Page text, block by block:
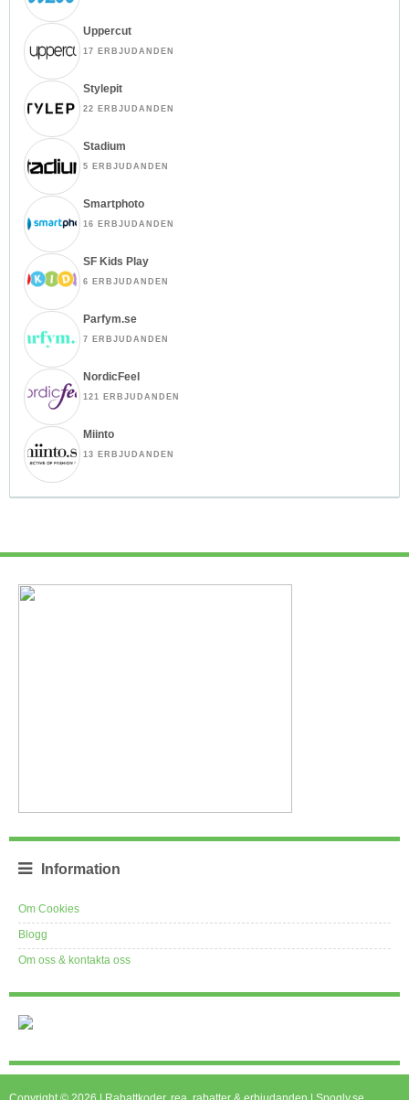
Uppercut
17 ERBJUDANDEN
Stylepit
22 ERBJUDANDEN
Stadium
5 ERBJUDANDEN
Smartphoto
16 ERBJUDANDEN
SF Kids Play
6 ERBJUDANDEN
Parfym.se
7 ERBJUDANDEN
NordicFeel
121 ERBJUDANDEN
Miinto
13 ERBJUDANDEN
Information
Om Cookies
Blogg
Om oss & kontakta oss